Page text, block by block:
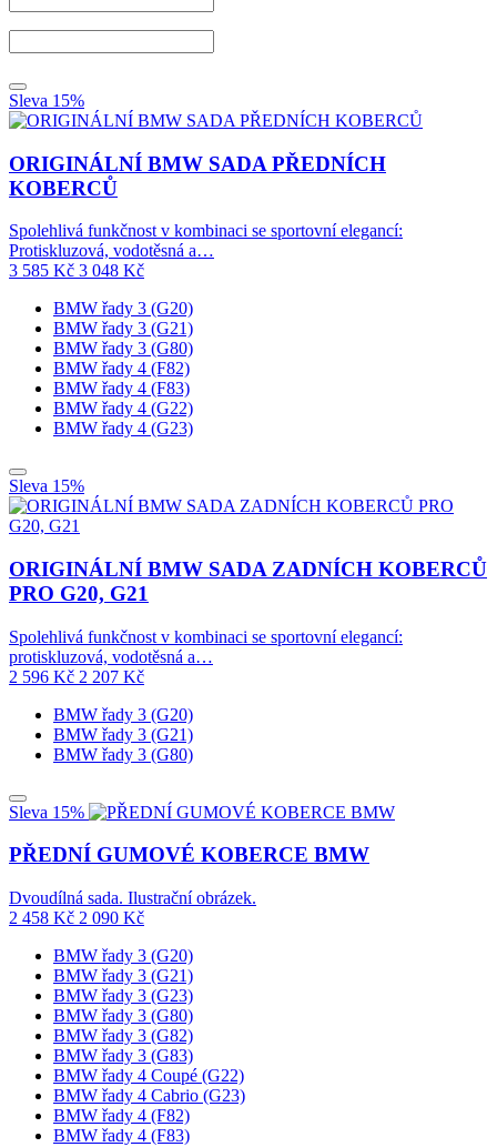
Sleva 15%
ORIGINÁLNÍ BMW SADA PŘEDNÍCH
KOBERCŮ
Spolehlivá funkčnost v kombinaci se sportovní elegancí:
Protiskluzová, vodotěsná a…
3 585 Kč 3 048 Kč
BMW řady 3 (G20)
BMW řady 3 (G21)
BMW řady 3 (G80)
BMW řady 4 (F82)
BMW řady 4 (F83)
BMW řady 4 (G22)
BMW řady 4 (G23)
Sleva 15%
ORIGINÁLNÍ BMW SADA ZADNÍCH KOBERCŮ
PRO G20, G21
Spolehlivá funkčnost v kombinaci se sportovní elegancí:
protiskluzová, vodotěsná a…
2 596 Kč 2 207 Kč
BMW řady 3 (G20)
BMW řady 3 (G21)
BMW řady 3 (G80)
Sleva 15%
PŘEDNÍ GUMOVÉ KOBERCE BMW
Dvoudílná sada. Ilustrační obrázek.
2 458 Kč 2 090 Kč
BMW řady 3 (G20)
BMW řady 3 (G21)
BMW řady 3 (G23)
BMW řady 3 (G80)
BMW řady 3 (G82)
BMW řady 3 (G83)
BMW řady 4 Coupé (G22)
BMW řady 4 Cabrio (G23)
BMW řady 4 (F82)
BMW řady 4 (F83)